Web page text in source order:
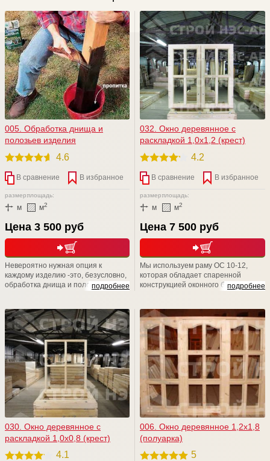
005. Обработка днища и
полозьев изделия
4.6
В сравнение В избранное
размер:
м
площадь:
м2
Цена 3 500 руб
подробнее
Невероятно нужная опция к
каждому изделию -это, безусловно,
обработка днища и полозьев
гниения и плесени) = надежная
защита вашего изделия от короеда
и гниения на долгие -долгие годы
032. Окно деревянное с
раскладкой 1,0х1,2 (крест)
4.2
В сравнение В избранное
размер:
м
площадь:
м2
Цена 7 500 руб
подробнее
Мы используем раму ОС 10-12,
которая обладает спаренной
конструкцией оконного блока, с
коробку изделия. Внутренняя и
наружная створки дополнительно
скреплены винтами. Отлично
подходит для различных дачных и
садовых домов, а также хозблоках.
030. Окно деревянное с
раскладкой 1,0х0,8 (крест)
4.1
006. Окно деревянное 1,2х1,8
(полуарка)
5